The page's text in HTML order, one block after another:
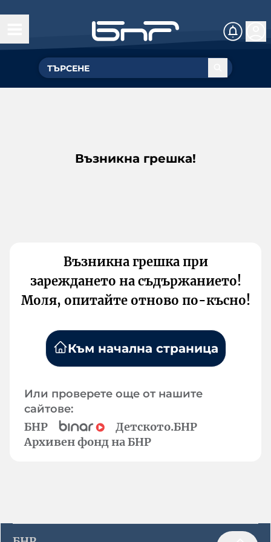
Възникна грешка!
Възникна грешка при
зареждането на съдържанието!
Моля, опитайте отново по-късно!
Към начална страница
Или проверете още от нашите
сайтове:
БНР
Детското.БНР
Архивен фонд на БНР